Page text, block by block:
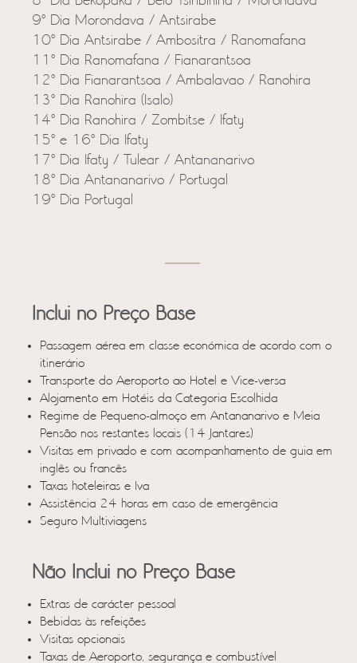
9º Dia Morondava / Antsirabe
10º Dia Antsirabe / Ambositra / Ranomafana
11º Dia Ranomafana / Fianarantsoa
12º Dia Fianarantsoa / Ambalavao / Ranohira
13º Dia Ranohira (Isalo)
14º Dia Ranohira / Zombitse / Ifaty
15º e 16º Dia Ifaty
17º Dia Ifaty / Tulear / Antananarivo
18º Dia Antananarivo / Portugal
19º Dia Portugal
Inclui no Preço Base
Passagem aérea em classe económica de acordo com o
itinerário
Transporte do Aeroporto ao Hotel e Vice-versa
Alojamento em Hotéis da Categoria Escolhida
Regime de Pequeno-almoço em Antananarivo e Meia
Pensão nos restantes locais (14 Jantares)
Visitas em privado e com acompanhamento de guia em
inglês ou francês
Taxas hoteleiras e Iva
Assistência 24 horas em caso de emergência
Seguro Multiviagens
Não Inclui no Preço Base
Extras de carácter pessoal
Bebidas às refeições
Visitas opcionais
Taxas de Aeroporto, segurança e combustível